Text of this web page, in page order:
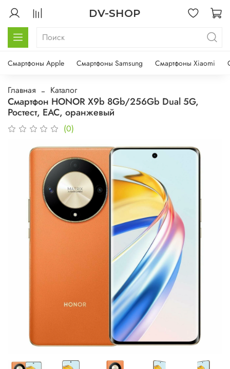
DV-SHOP
Смартфоны Apple Смартфоны Samsung Смартфоны Xiaomi
Главная Каталог
Смартфон HONOR X9b 8Gb/256Gb Dual 5G,
Ростест, EAC, оранжевый
(0)